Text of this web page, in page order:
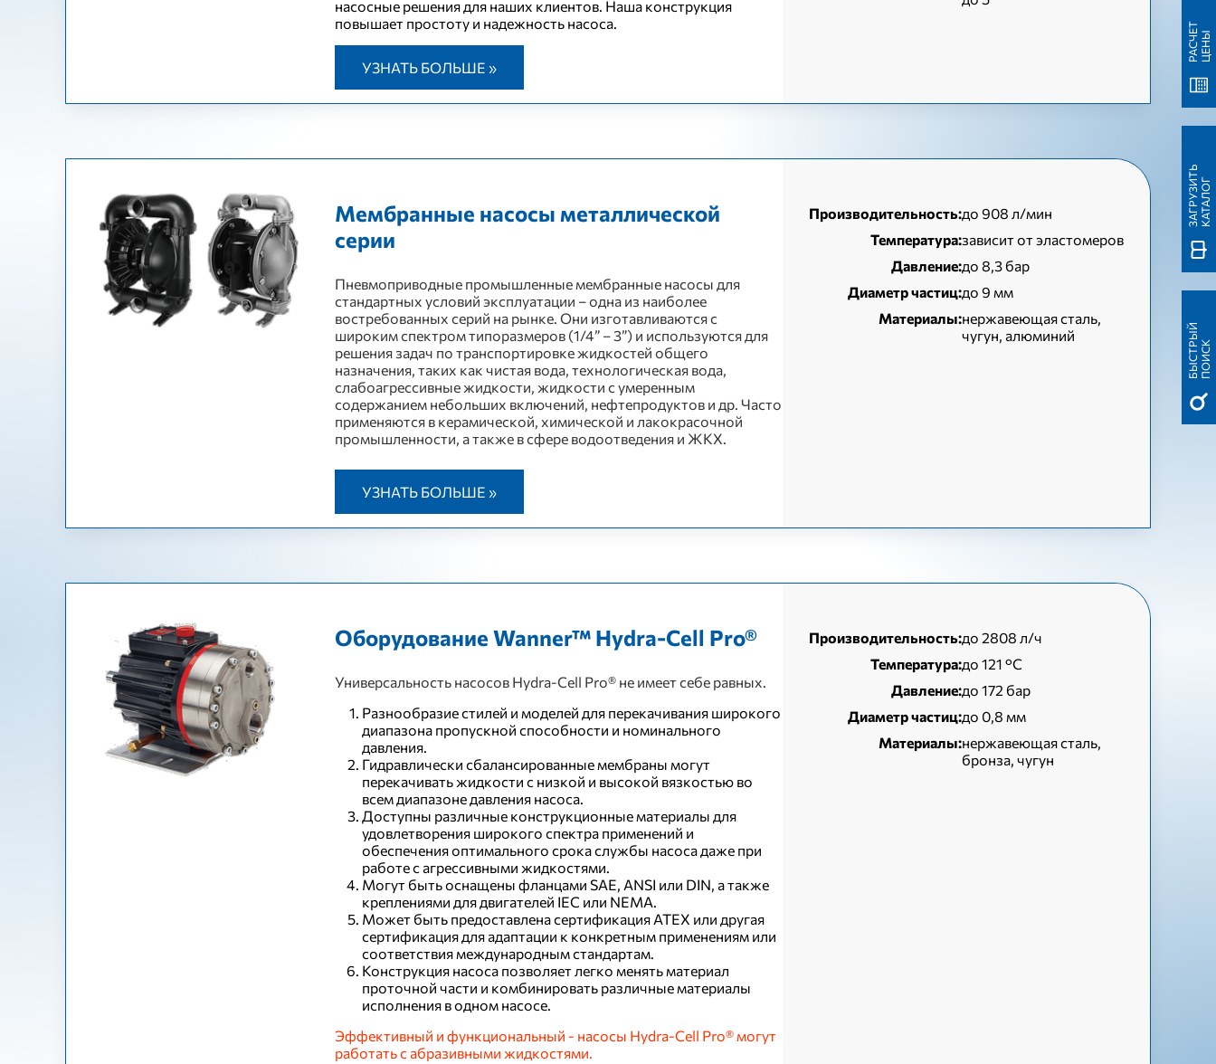
насосные решения для наших клиентов. Наша конструкция
повышает простоту и надежность насоса.
УЗНАТЬ БОЛЬШЕ »
Мембранные насосы металлической
серии
Пневмоприводные промышленные мембранные насосы для
стандартных условий эксплуатации – одна из наиболее
востребованных серий на рынке. Они изготавливаются с
широким спектром типоразмеров (1/4” – 3”) и используются для
решения задач по транспортировке жидкостей общего
назначения, таких как чистая вода, технологическая вода,
слабоагрессивные жидкости, жидкости с умеренным
содержанием небольших включений, нефтепродуктов и др. Часто
применяются в керамической, химической и лакокрасочной
промышленности, а также в сфере водоотведения и ЖКХ.
УЗНАТЬ БОЛЬШЕ »
Производительность:до 908 л/мин
Температура:зависит от эластомеров
Давление:до 8,3 бар
Диаметр частиц:до 9 мм
Материалы:нержавеющая сталь,
чугун, алюминий
Оборудование Wanner™ Hydra-Cell Pro®
Универсальность насосов Hydra-Cell Pro® не имеет себе равных.
Разнообразие стилей и моделей для перекачивания широкого
диапазона пропускной способности и номинального
давления.
Гидравлически сбалансированные мембраны могут
перекачивать жидкости с низкой и высокой вязкостью во
всем диапазоне давления насоса.
Доступны различные конструкционные материалы для
удовлетворения широкого спектра применений и
обеспечения оптимального срока службы насоса даже при
работе с агрессивными жидкостями.
Могут быть оснащены фланцами SAE, ANSI или DIN, а также
креплениями для двигателей IEC или NEMA.
Может быть предоставлена сертификация ATEX или другая
сертификация для адаптации к конкретным применениям или
соответствия международным стандартам.
Конструкция насоса позволяет легко менять материал
проточной части и комбинировать различные материалы
исполнения в одном насосе.
Эффективный и функциональный - насосы Hydra-Cell Pro®могут
работать с абразивными жидкостями.
Производительность:до 2808 л/ч
Температура:до 121 °С
Давление:до 172 бар
Диаметр частиц:до 0,8 мм
Материалы:нержавеющая сталь,
бронза, чугун
Б
Ы
С
ТР
Ы
Й
П
О
И
СК
З
А
Г
Р
У
ЗИ
Т
Ь
К
А
Т
А
Л
ОГ
Р
А
С
ЧЕ
Т
Ц
Е
НЫ